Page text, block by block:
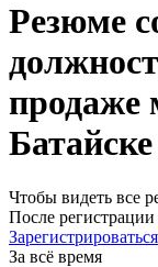
Резюме
продаже
Батайске
Чтобы видеть все
После
Зарегистрироваться
За всё время